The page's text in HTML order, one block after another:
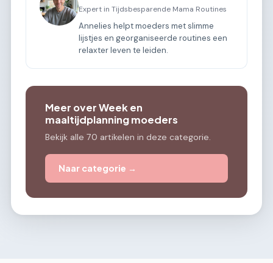
Expert in Tijdsbesparende Mama Routines
Annelies helpt moeders met slimme
lijstjes en georganiseerde routines een
relaxter leven te leiden.
Meer over Week en
maaltijdplanning moeders
Bekijk alle 70 artikelen in deze categorie.
Naar categorie →